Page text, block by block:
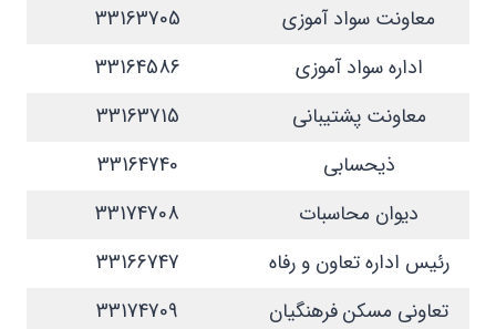
معاونت سواد آموزی
33163705
اداره سواد آموزی
33164586
معاونت پشتیبانی
33163715
ذیحسابی
33164740
دیوان محاسبات
33174708
رئیس اداره تعاون و رفاه
33166747
تعاونی مسکن فرهنگیان
33174709